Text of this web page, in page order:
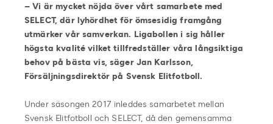
– Vi är mycket nöjda över vårt samarbete med
SELECT, där lyhördhet för ömsesidig framgång
utmärker vår samverkan. Ligabollen i sig håller
högsta kvalité vilket tillfredställer våra långsiktiga
behov på bästa vis, säger Jan Karlsson,
Försäljningsdirektör på Svensk Elitfotboll.
Under säsongen 2017 inleddes samarbetet mellan
Svensk Elitfotboll och SELECT, då den gemensamma